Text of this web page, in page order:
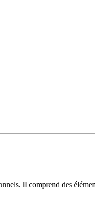
Il comprend des